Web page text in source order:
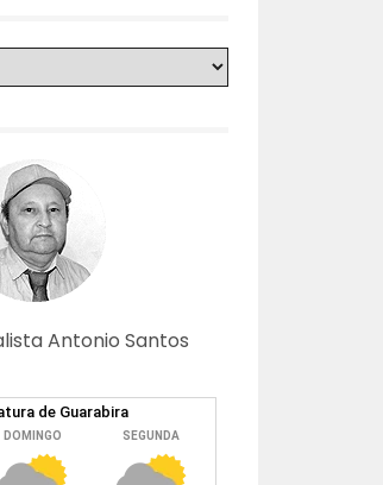
Antonio Santos